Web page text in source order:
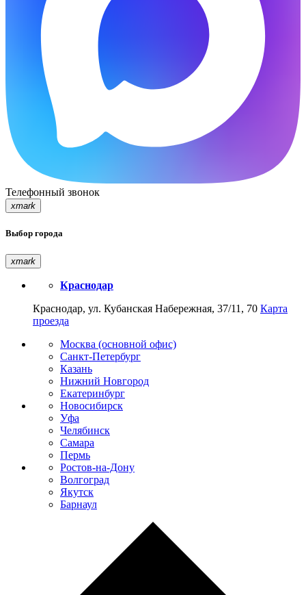
Телефонный звонок
xmark
Выбор города
xmark
Краснодар
Краснодар, ул. Кубанская Набережная, 37/11, 70 Карта
проезда
Москва (основной офис)
Санкт-Петербург
Казань
Нижний Новгород
Екатеринбург
Новосибирск
Уфа
Челябинск
Самара
Пермь
Ростов-на-Дону
Волгоград
Якутск
Барнаул